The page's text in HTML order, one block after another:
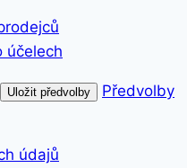
účelech
Uložit předvolby Předvolby
údajů